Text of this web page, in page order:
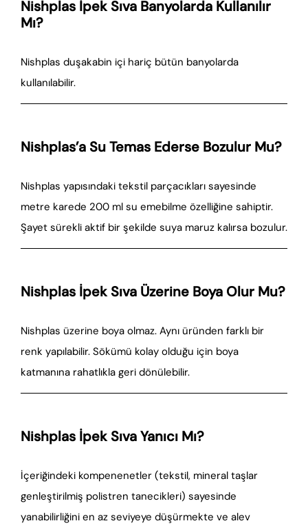
Nishplas İpek Sıva Banyolarda Kullanılır
Mı?
Nishplas duşakabin içi hariç bütün banyolarda
kullanılabilir.
Nishplas’a Su Temas Ederse Bozulur Mu?
Nishplas yapısındaki tekstil parçacıkları sayesinde
metre karede 200 ml su emebilme özelliğine sahiptir.
Şayet sürekli aktif bir şekilde suya maruz kalırsa bozulur.
Nishplas İpek Sıva Üzerine Boya Olur Mu?
Nishplas üzerine boya olmaz. Aynı üründen farklı bir
renk yapılabilir. Sökümü kolay olduğu için boya
katmanına rahatlıkla geri dönülebilir.
Nishplas İpek Sıva Yanıcı Mı?
İçeriğindeki kompenenetler (tekstil, mineral taşlar
genleştirilmiş polistren tanecikleri) sayesinde
yanabilirliğini en az seviyeye düşürmekte ve alev